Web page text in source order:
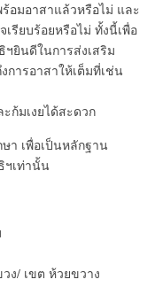
อมอาสาแล้วหรือไม่ และ
รียบร้อยหรือไม่ ทั้งนี้เพื่อ
ยินดีในการส่งเสริม
ารอาสาให้เต็มที่เช่น
ก้มเงยได้สะดวก
า เพื่อเป็นหลักฐาน
ฯเท่านั้น
ง/ เขต ห้วยขวาง